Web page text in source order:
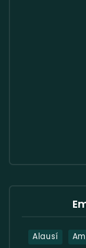
Alausí